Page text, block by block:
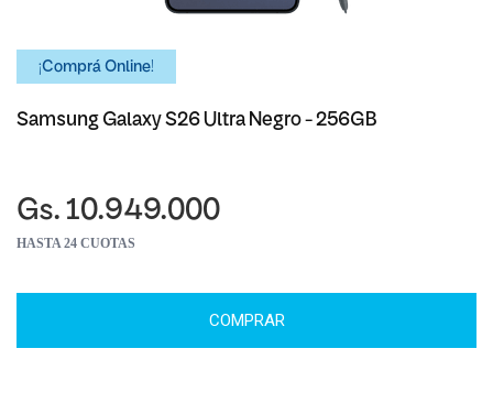
¡Comprá Online!
Samsung Galaxy S26 Ultra Negro - 256GB
Gs. 10.949.000
HASTA 24 CUOTAS
COMPRAR